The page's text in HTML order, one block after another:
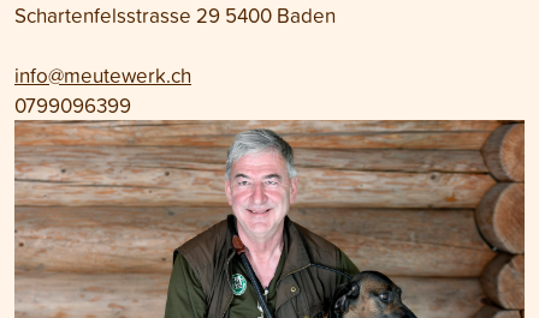
Schartenfelsstrasse 29 5400 Baden
info@meutewerk.ch
0799096399